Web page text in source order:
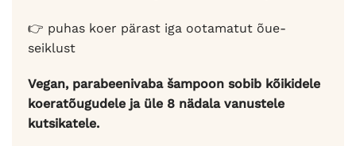
👉 puhas koer pärast iga ootamatut õue-
seiklust
Vegan, parabeenivaba šampoon sobib kõikidele
koeratõugudele ja üle 8 nädala vanustele
kutsikatele.